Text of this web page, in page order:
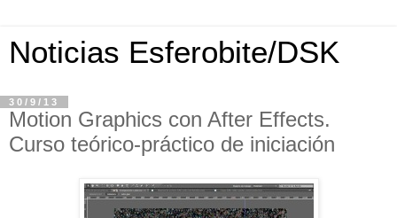
Noticias Esferobite/DSK
30/9/13
Motion Graphics con After Effects.
Curso teórico-práctico de iniciación